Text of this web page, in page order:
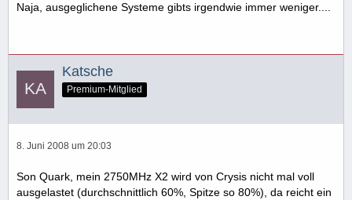
Naja, ausgeglichene Systeme gibts irgendwie immer weniger....
Katsche
Premium-Mitglied
8. Juni 2008 um 20:03
Son Quark, mein 2750MHz X2 wird von Crysis nicht mal voll
ausgelastet (durchschnittlich 60%, Spitze so 80%), da reicht ein